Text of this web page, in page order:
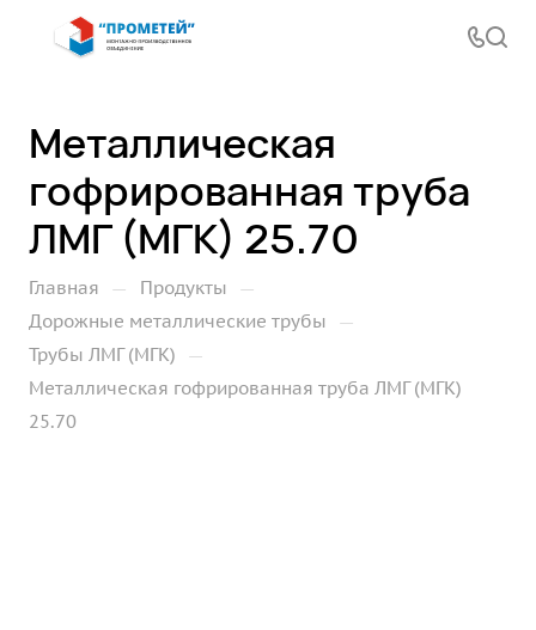
Металлическая
гофрированная труба
ЛМГ (МГК) 25.70
Главная — Продукты —
Дорожные металлические трубы —
Трубы ЛМГ (МГК) —
Металлическая гофрированная труба ЛМГ (МГК)
25.70